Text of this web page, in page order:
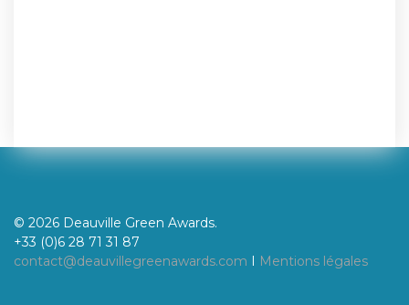
© 2026 Deauville Green Awards.
+33 (0)6 28 71 31 87
contact@deauvillegreenawards.com I Mentions légales